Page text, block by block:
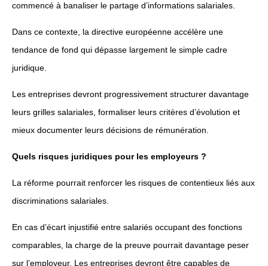
commencé à banaliser le partage d’informations salariales.
Dans ce contexte, la directive européenne accélère une
tendance de fond qui dépasse largement le simple cadre
juridique.
Les entreprises devront progressivement structurer davantage
leurs grilles salariales, formaliser leurs critères d’évolution et
mieux documenter leurs décisions de rémunération.
Quels risques juridiques pour les employeurs ?
La réforme pourrait renforcer les risques de contentieux liés aux
discriminations salariales.
En cas d’écart injustifié entre salariés occupant des fonctions
comparables, la charge de la preuve pourrait davantage peser
sur l’employeur. Les entreprises devront être capables de